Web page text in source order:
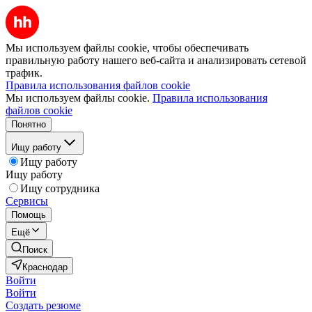
Мы используем файлы cookie, чтобы обеспечивать
правильную работу нашего веб-сайта и анализировать сетевой
трафик.
Правила использования файлов cookie
Мы используем файлы cookie. Правила использования
файлов cookie
Понятно
Ищу работу
Ищу работу
Ищу работу
Ищу сотрудника
Сервисы
Помощь
Ещё
Поиск
Краснодар
Войти
Войти
Создать резюме